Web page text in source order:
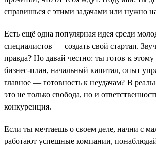
справишься с этими задачами или нужно
Есть ещё одна популярная идея среди
специалистов — создать свой стартап.
правда? Но давай честно: ты готов к этому
бизнес-план, начальный капитал, опыт
главное — готовность к неудачам? В
это не только свобода, но и
конкуренция.
Если ты мечтаешь о своем деле, начни с
работают успешные компании,